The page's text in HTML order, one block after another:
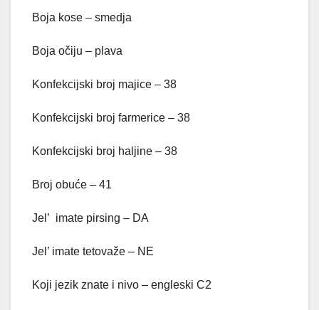
Boja kose – smedja
Boja očiju – plava
Konfekcijski broj majice – 38
Konfekcijski broj farmerice – 38
Konfekcijski broj haljine – 38
Broj obuće – 41
Jel’ imate pirsing – DA
Jel’ imate tetovaže – NE
Koji jezik znate i nivo – engleski C2